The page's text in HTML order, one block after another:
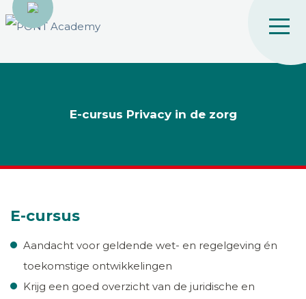
E-cursus Privacy in de zorg
E-cursus
Aandacht voor geldende wet- en regelgeving én
toekomstige ontwikkelingen
Krijg een goed overzicht van de juridische en